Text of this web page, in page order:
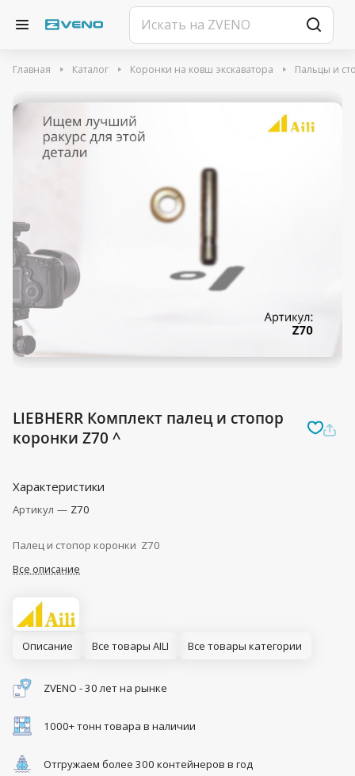
Главная Каталог Коронки на ковш экскаватора Пальцы и
LIEBHERR Комплект палец и стопор
коронки Z70 ^
Характеристики
Артикул — Z70
Палец и стопор коронки Z70
Все описание
Описание Все товары AILI Все товары категории
ZVENO - 30 лет на рынке
1000+ тонн товара в наличии
Отгружаем более 300 контейнеров в год